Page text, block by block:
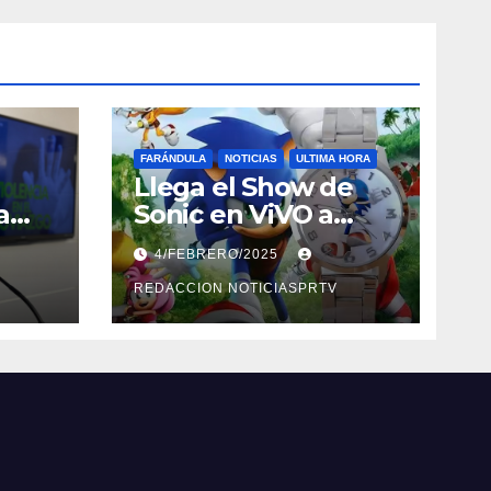
FARÁNDULA NOTICIAS ULTIMA HORA
Llega el Show de
Sonic en ViVO a
Cayey, Ponce,
Barceloneta y
Humacao, Relojes
gratis para el que
4/FEBRERO/2025
REDACCION NOTICIASPRTV